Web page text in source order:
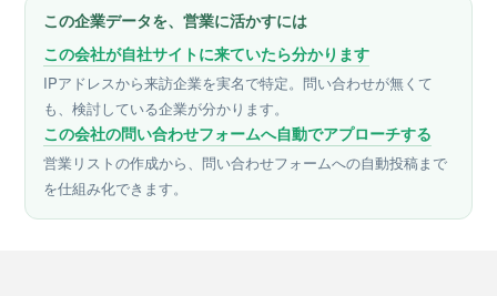
この企業データを、営業に活かすには
この会社が自社サイトに来ていたら分かります
IPアドレスから来訪企業を実名で特定。問い合わせが無くて
も、検討している企業が分かります。
この会社の問い合わせフォームへ自動でアプローチする
営業リストの作成から、問い合わせフォームへの自動投稿まで
を仕組み化できます。